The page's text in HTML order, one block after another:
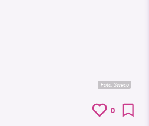
Foto: Sweco
0